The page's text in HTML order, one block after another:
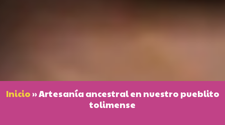
Inicio »Artesanía ancestral en nuestro pueblito
tolimense